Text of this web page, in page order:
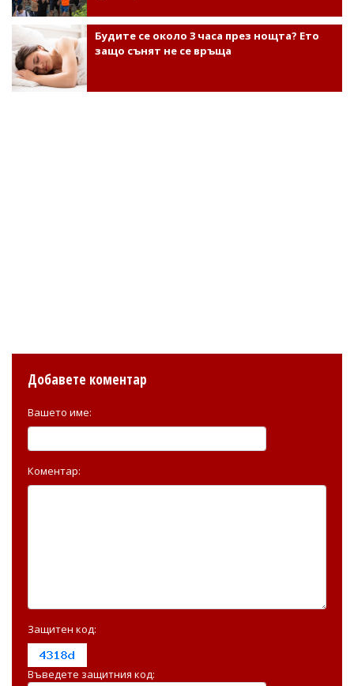
Будите се около 3 часа през нощта? Ето
защо сънят не се връща
Добавете коментар
Вашето име:
Коментар:
Защитен код:
Въведете защитния код: